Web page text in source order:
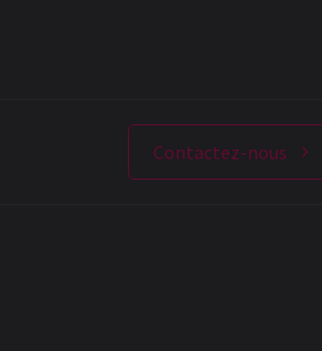
Contactez-nous